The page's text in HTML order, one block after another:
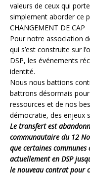
valeurs de ceux qui
simplement aborder ce
CHANGEMENT DE CAP
Pour notre association
qui s’est construite sur
DSP, les événements
identité.
Nous nous battions
battrons désormais
ressources et de nos
démocratie, des enjeux
Le transfert est
communautaire du 12
que certaines
actuellement en DSP
le nouveau contrat pour